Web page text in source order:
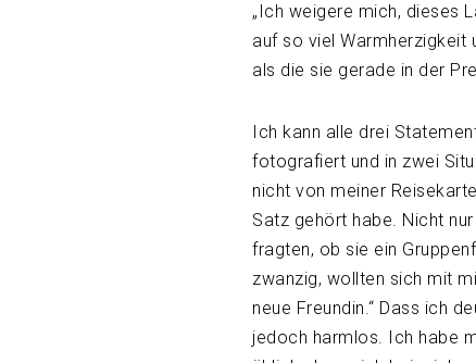
„Ich weigere mich, dieses
auf so viel Warmherzigkeit
als die sie gerade in der
Ich kann alle drei
fotografiert und in zwei
nicht von meiner
Satz gehört habe. Nicht
fragten, ob sie ein
zwanzig, wollten sich mit
neue Freundin.“ Dass ich
jedoch harmlos. Ich habe